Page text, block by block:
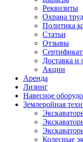
Реквизиты
Охрана
Политика
Статьи
Отзывы
Доставка и
Акции
Аренда
Лизинг
Навесное
Землеройная
Колесные